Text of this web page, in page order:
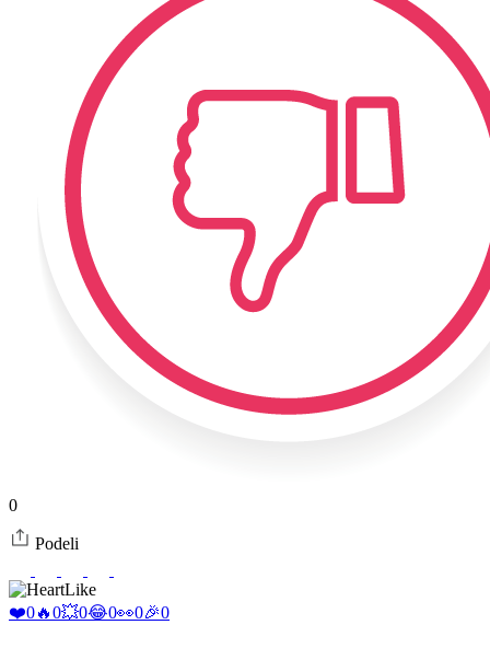
0
Podeli
Like
❤️0🔥0💥0😂0👀0🎉0